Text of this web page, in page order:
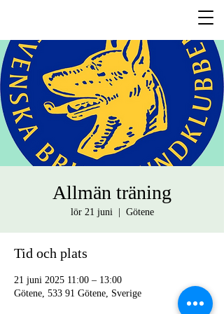
Allmän träning
lör 21 juni
  |
Götene
Tid och plats
21 juni 2025 11:00 – 13:00
Götene, 533 91 Götene, Sverige